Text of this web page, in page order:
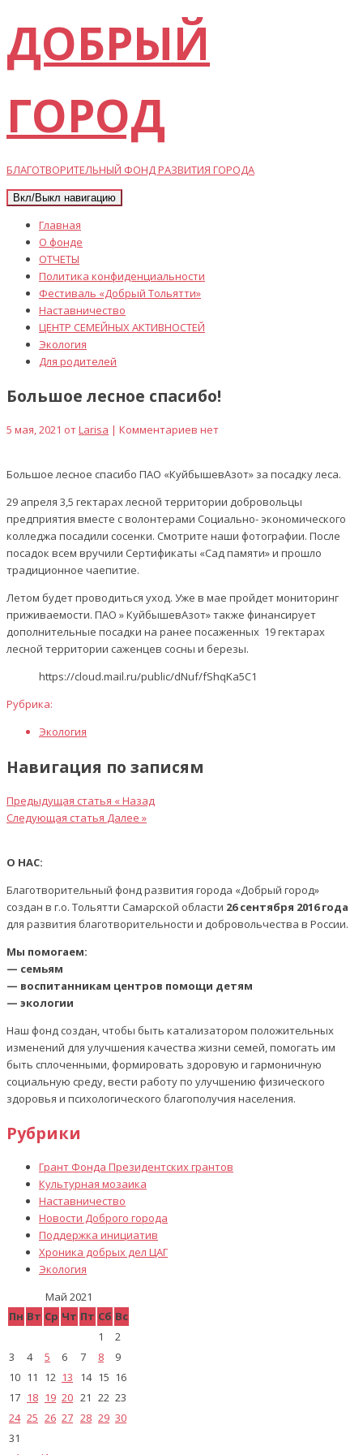
ДОБРЫЙ
ГОРОД
БЛАГОТВОРИТЕЛЬНЫЙ ФОНД РАЗВИТИЯ ГОРОДА
Вкл/Выкл навигацию
Главная
О фонде
ОТЧЕТЫ
Политика конфиденциальности
Фестиваль «Добрый Тольятти»
Наставничество
ЦЕНТР СЕМЕЙНЫХ АКТИВНОСТЕЙ
Экология
Для родителей
Большое лесное спасибо!
5 мая, 2021 отLarisa | Комментариев нет
Большое лесное спасибо ПАО «КуйбышевАзот» за посадку леса.
29 апреля 3,5 гектарах лесной территории добровольцы
предприятия вместе с волонтерами Социально- экономического
колледжа посадили сосенки. Смотрите наши фотографии. После
посадок всем вручили Сертификаты «Сад памяти» и прошло
традиционное чаепитие.
Летом будет проводиться уход. Уже в мае пройдет мониторинг
приживаемости. ПАО » КуйбышевАзот» также финансирует
дополнительные посадки на ранее посаженных 19 гектарах
лесной территории саженцев сосны и березы.
https://cloud.mail.ru/public/dNuf/fShqKa5C1
Рубрика:
Экология
Навигация по записям
Предыдущая статья « Назад
Следующая статья Далее »
О НАС:
Благотворительный фонд развития города «Добрый город»
создан в г.о. Тольятти Самарской области 26 сентября 2016 года
для развития благотворительности и добровольчества в России.
Мы помогаем:
— семьям
— воспитанникам центров помощи детям
— экологии
Наш фонд создан, чтобы быть катализатором положительных
изменений для улучшения качества жизни семей, помогать им
быть сплоченными, формировать здоровую и гармоничную
социальную среду, вести работу по улучшению физического
здоровья и психологического благополучия населения.
Рубрики
Грант Фонда Президентских грантов
Культурная мозаика
Наставничество
Новости Доброго города
Поддержка инициатив
Хроника добрых дел ЦАГ
Экология
Май 2021
Пн Вт Ср Чт Пт Сб Вс
1
2
3
4 5 6 7 8
9
10 11 12 13 14 15 16
17 18 19 20 21 22 23
24 25 26 27 28 29 30
31